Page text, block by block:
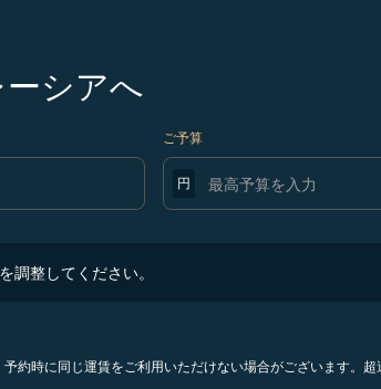
シアへ
ご予算
円
調整してください。
約時に同じ運賃をご利用いただけない場合がございます。